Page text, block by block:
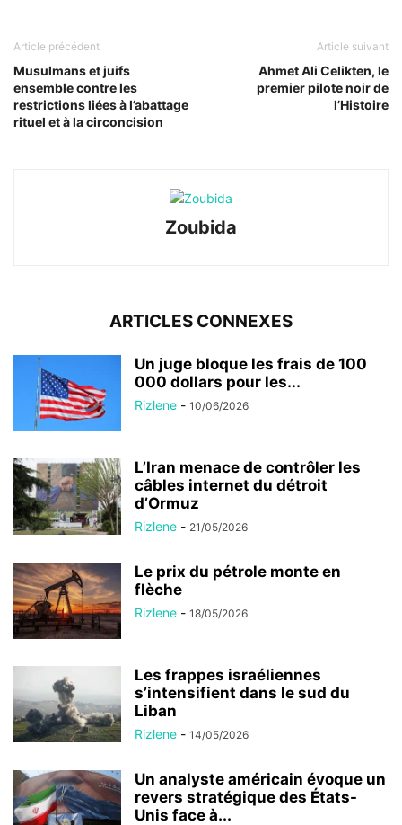
Article précédent
Musulmans et juifs
ensemble contre les
restrictions liées à l’abattage
rituel et à la circoncision
Article suivant
Ahmet Ali Celikten, le
premier pilote noir de
l’Histoire
Zoubida
ARTICLES CONNEXES
Un juge bloque les frais de 100
000 dollars pour les...
Rizlene - 10/06/2026
L’Iran menace de contrôler les
câbles internet du détroit
d’Ormuz
Rizlene - 21/05/2026
Le prix du pétrole monte en
flèche
Rizlene - 18/05/2026
Les frappes israéliennes
s’intensifient dans le sud du
Liban
Rizlene - 14/05/2026
Un analyste américain évoque un
revers stratégique des États-
Unis face à...